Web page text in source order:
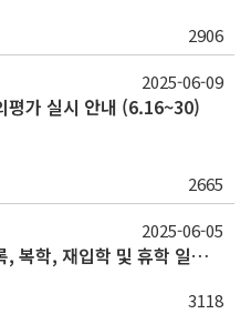
2906
평가 실시 안내 (6.16~30)
2665
2025-06-09
[공지] 2025학년도 2학기 등록, 복학, 재입학 및 휴학 일정 안내
3118
2025-06-05